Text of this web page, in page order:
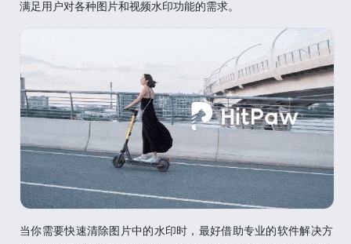
满足用户对各种图片和视频水印功能的需求。
当你需要快速清除图片中的水印时，最好借助专业的软件解决方